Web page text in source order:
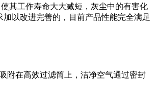
其工作寿命大大减短，灰尘中的有害化
以改进完善的，目前产品性能完全满足
附在高效过滤筒上，洁净空气通过密封